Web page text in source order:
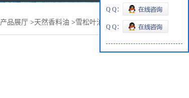
产品展厅 >天然香料油 >雪松叶油江西海瑞生产商
Q Q：
Q Q：